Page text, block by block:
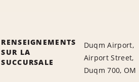
RENSEIGNEMENTS
SUR LA
SUCCURSALE
Duqm Airport,
Airport Street,
Duqm 700, OM